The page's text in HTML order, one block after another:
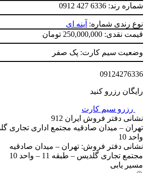
شماره رند: 0912 427 6336
نوع رندی شماره: آینه ای
قیمت نقدی: 250,000,000 تومان
وضعیت سیم کارت: پک صفر
09124276336
رایگان رزرو کنید
رزرو سیم کارت
نشانی دفتر فروش ایران 912
واحد 10
نشانی دفتر فروش: تهران – میدان صادقیه
مجتمع تجاری گلدیس – طبقه 11 – واحد 10
مسیر یابی